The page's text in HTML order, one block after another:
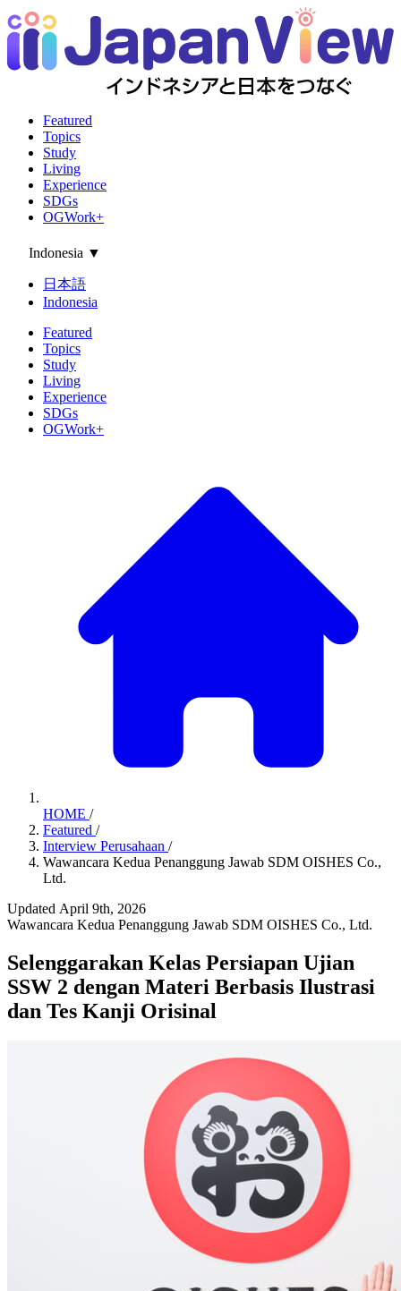
Featured
Topics
Study
Living
Experience
SDGs
OGWork+
Indonesia ▼
日本語
Indonesia
Featured
Topics
Study
Living
Experience
SDGs
OGWork+
HOME /
Featured /
Interview Perusahaan /
Wawancara Kedua Penanggung Jawab SDM OISHES Co.,
Ltd.
Updated April 9th, 2026
Wawancara Kedua Penanggung Jawab SDM OISHES Co., Ltd.
Selenggarakan Kelas Persiapan Ujian
SSW 2 dengan Materi Berbasis Ilustrasi
dan Tes Kanji Orisinal